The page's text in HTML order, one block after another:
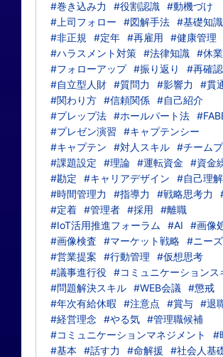
#巻き込み力 #役割認識 #動機づけ
#上司フォロー
#図解手法 #基礎知識
#非正規
#定年 #再雇用
#健康管理
#ハラスメント対策 #法律知識 #休業
#フォローアップ #振り返り
#再確認
#自立型人財 #質問力 #影響力
#貫
#関わり方 #信頼関係 #自己紹介
#プレップ法 #ホールパート法
#プレゼン演習
#キャプテンシー
#キャプテン
#対人スキル #チーム
#課題設定
#理論 #運転資金
#資金
#勘定
#キャリアデザイン
#自己理解
#時間管理力
#指導力 #戦略思考力
#定着 #管理者 #採用
#離職
#IoT活用推進フォーラム
#AI
#画像
#画像検査
#マーケット戦略 #ニーズ
#営業提案
#行動管理
#仮想思考
#議事進行役 #コミュニケーションス
#問題解決スキル #WEB会議
#懲戒
#年次有給休暇
#注意点 #賞与 #退
#経営理念 #やる気 #管理職候補
#コミュニケーションマネジメント
#
#基本
#話す力 #命解援
#社会人基